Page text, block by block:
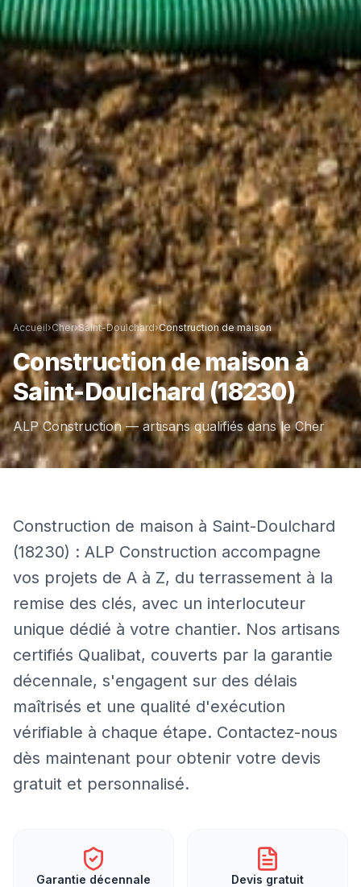
Accueil›Cher›Saint-Doulchard›Construction de maison
Construction de maisonà
Saint-Doulchard(18230)
ALP Construction — artisans qualifiés dans leCher
Construction de maison à Saint-Doulchard
(18230) : ALP Construction accompagne
vos projets de A à Z, du terrassement à la
remise des clés, avec un interlocuteur
unique dédié à votre chantier. Nos artisans
certifiés Qualibat, couverts par la garantie
décennale, s'engagent sur des délais
maîtrisés et une qualité d'exécution
vérifiable à chaque étape. Contactez-nous
dès maintenant pour obtenir votre devis
gratuit et personnalisé.
Garantie décennale Devis gratuit